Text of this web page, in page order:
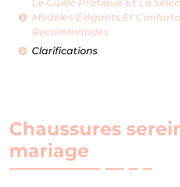
Le Guide Pratique Et La
Modèles Élégants Et
Recommandés
Clarifications
Chaussures
mariage